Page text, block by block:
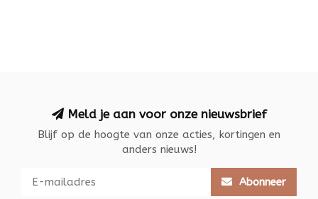
Meld je aan voor onze nieuwsbrief
Blijf op de hoogte van onze acties, kortingen en
anders nieuws!
Abonneer